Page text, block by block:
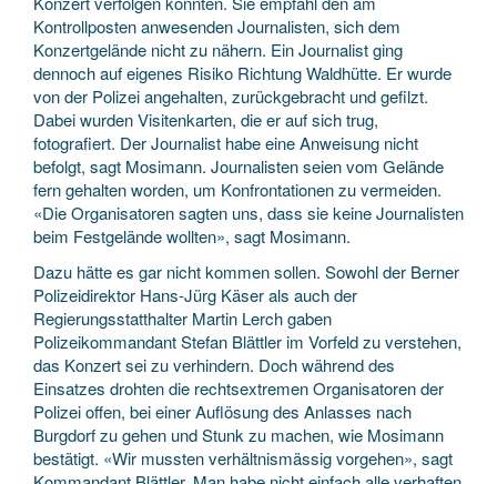
Kontrollposten anwesenden Journalisten, sich dem
Konzertgelände nicht zu nähern. Ein Journalist ging
dennoch auf eigenes Risiko Richtung Waldhütte. Er wurde
von der Polizei angehalten, zurückgebracht und gefilzt.
Dabei wurden Visitenkarten, die er auf sich trug,
fotografiert. Der Journalist habe eine Anweisung nicht
befolgt, sagt Mosimann. Journalisten seien vom Gelände
fern gehalten worden, um Konfrontationen zu vermeiden.
«Die Organisatoren sagten uns, dass sie keine Journalisten
beim Festgelände wollten», sagt Mosimann.
Dazu hätte es gar nicht kommen sollen. Sowohl der Berner
Polizeidirektor Hans-Jürg Käser als auch der
Regierungsstatthalter Martin Lerch gaben
Polizeikommandant Stefan Blättler im Vorfeld zu verstehen,
das Konzert sei zu verhindern. Doch während des
Einsatzes drohten die rechtsextremen Organisatoren der
Polizei offen, bei einer Auflösung des Anlasses nach
Burgdorf zu gehen und Stunk zu machen, wie Mosimann
bestätigt. «Wir mussten verhältnismässig vorgehen», sagt